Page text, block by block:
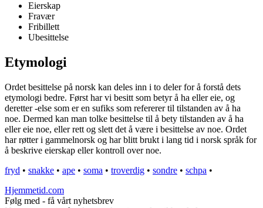
Eierskap
Fravær
Fribillett
Ubesittelse
Etymologi
Ordet besittelse på norsk kan deles inn i to deler for å forstå dets
etymologi bedre. Først har vi besitt som betyr å ha eller eie, og
deretter -else som er en sufiks som refererer til tilstanden av å ha
noe. Dermed kan man tolke besittelse til å bety tilstanden av å ha
eller eie noe, eller rett og slett det å være i besittelse av noe. Ordet
har røtter i gammelnorsk og har blitt brukt i lang tid i norsk språk for
å beskrive eierskap eller kontroll over noe.
fryd • snakke • ape • soma • troverdig • sondre • schpa •
Hjemmetid.com
Følg med - få vårt nyhetsbrev